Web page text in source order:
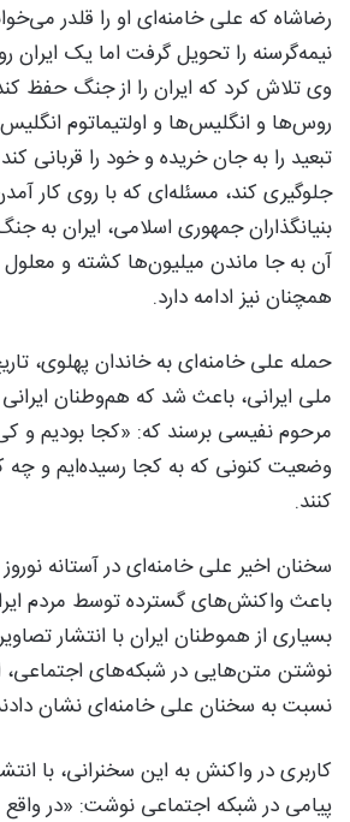
رضاشاه که علی خامنه‌ای او را قلدر
نیمه‌گرسنه را تحویل گرفت اما یک ایران
وی تلاش کرد که ایران را از جنگ حفظ
روس‌ها و انگلیس‌ها و اولتیماتوم
تبعید را به جان خریده و خود را قربانی کند
جلوگیری کند، مسئله‌ای که با روی کار
بنیانگذاران جمهوری اسلامی، ایران به
آن به جا ماندن میلیون‌ها کشته و
همچنان نیز ادامه دارد.
حمله علی خامنه‌ای به خاندان پهلوی،
ملی ایرانی، باعث شد که هم‌وطنان
مرحوم نفیسی برسند که: «کجا بودیم و
وضعیت کنونی که به کجا رسیده‌ایم و
کنند.
سخنان اخیر علی خامنه‌ای در آستانه نوروز
باعث واکنش‌های گسترده توسط مردم
بسیاری از هموطنان ایران با انتشار
نوشتن متن‌هایی در شبکه‌های اجتماعی،
نسبت به سخنان علی خامنه‌ای نشان
کاربری در واکنش به این سخنرانی، با